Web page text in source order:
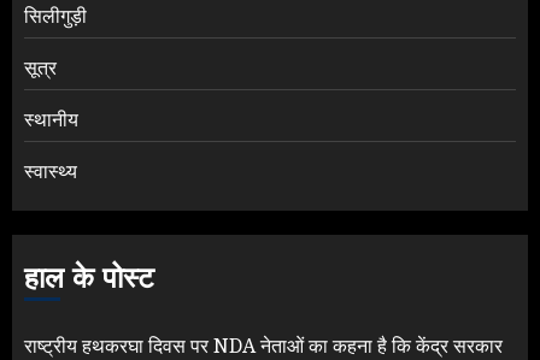
सिलीगुड़ी
सूत्र
स्थानीय
स्वास्थ्य
हाल के पोस्ट
राष्ट्रीय हथकरघा दिवस पर NDA नेताओं का कहना है कि केंद्र सरकार